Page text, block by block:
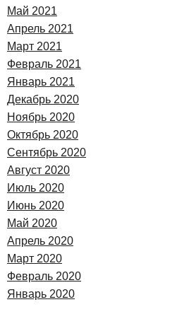
Май 2021
Апрель 2021
Март 2021
Февраль 2021
Январь 2021
Декабрь 2020
Ноябрь 2020
Октябрь 2020
Сентябрь 2020
Август 2020
Июль 2020
Июнь 2020
Май 2020
Апрель 2020
Март 2020
Февраль 2020
Январь 2020